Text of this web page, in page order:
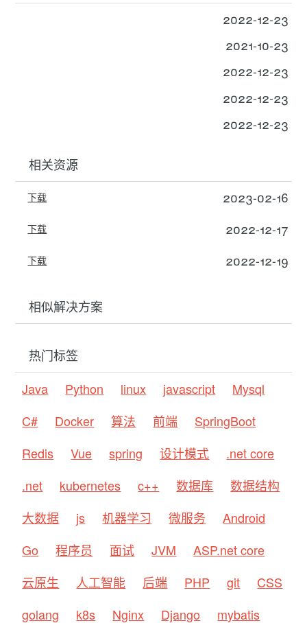
2022-12-23
2021-10-23
2022-12-23
2022-12-23
2022-12-23
相关资源
下载 2023-02-16
下载 2022-12-17
下载 2022-12-19
相似解决方案
热门标签
Java
Python linux javascript
Mysql
C#
Docker 算法 前端
SpringBoot
Redis
Vue spring 设计模式
.net core
.net
kubernetes c++ 数据库
数据结构
大数据
js 机器学习 微服务
Android
Go
程序员 面试 JVM
ASP.net core
云原生
人工智能 后端 PHP git
CSS
golang
k8s Nginx Django
mybatis